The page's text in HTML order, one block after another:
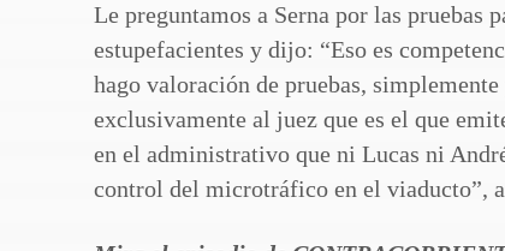
Le preguntamos a Serna por las
estupefacientes y dijo: “Eso es
hago valoración de pruebas,
exclusivamente al juez que es el que
en el administrativo que ni Lucas ni
control del microtráfico en el viaducto”,